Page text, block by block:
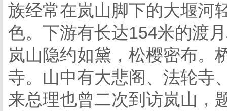
族经常在岚山脚下的大堰河
色。下游有长达154米的渡
岚山隐约如黛，松樱密布。
寺。山中有大悲阁、法轮寺
来总理也曾二次到访岚山，